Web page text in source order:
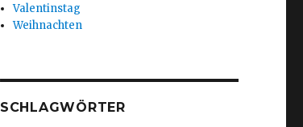
Valentinstag
Weihnachten
SCHLAGWÖRTER